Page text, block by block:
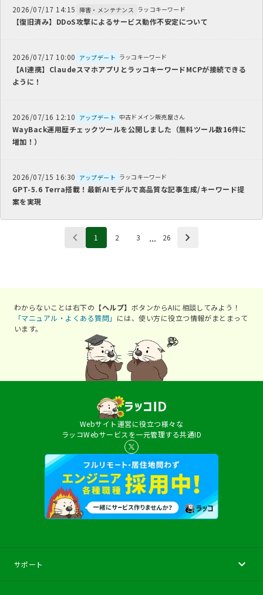
2026/07/17 14:15 障害・メンテナンス ラッコキーワード
【復旧済み】DDoS攻撃によるサービス動作不安定について
2026/07/17 10:00 アップデート ラッコキーワード
【AI連携】ClaudeスマホアプリとラッコキーワードMCPが接続できる
ように！
2026/07/16 12:10 アップデート 中古ドメイン販売屋さん
WayBack運用歴チェックツールを公開しました（無料ツール数16件に
増加！）
2026/07/15 16:30 アップデート ラッコキーワード
GPT-5.6 Terra搭載！最新AIモデルで高品質な記事生成/キーワード提
案を実現
1 2 3 ... 26
わからないことは右下の 【ヘルプ】 ボタンからAIに相談してみよう！
「マニュアル・よくある質問」 には、使い方に役立つ情報がまとまって
います。
Webサイト運営に役立つ様々な
ラッコWebサービスを一元管理する共通ID
サポート